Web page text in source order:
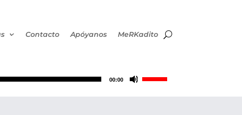
Contacto Apóyanos MeRKadito
00:00
Utiliza